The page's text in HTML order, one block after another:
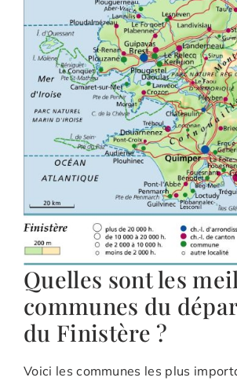
Quelles sont les
communes du
du Finistère ?
Voici les communes les plus